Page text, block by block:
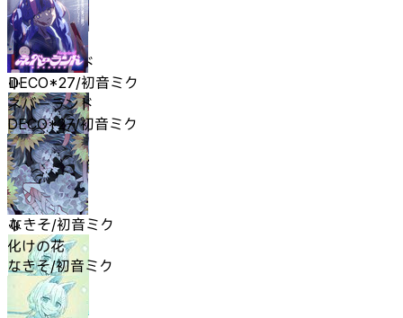
ネバーランド
DECO*27/初音ミク
化けの花
なきそ/初音ミク
ネバーランド
DECO*27/初音ミク
化けの花
なきそ/初音ミク